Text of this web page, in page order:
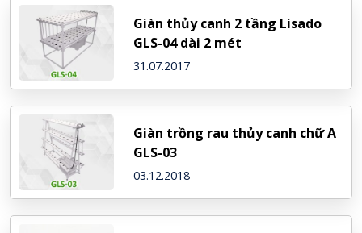
Giàn thủy canh 2 tầng Lisado
GLS-04 dài 2 mét
31.07.2017
Giàn trồng rau thủy canh chữ A
GLS-03
03.12.2018